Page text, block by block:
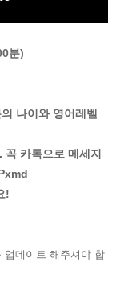
분)
나이와 영어레벨
카톡으로 메세지
!
업데이트 해주셔야 합